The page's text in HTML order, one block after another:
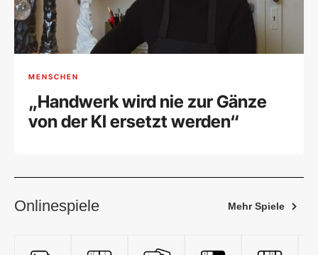
MENSCHEN
„Handwerk wird nie zur Gänze
von der KI ersetzt werden“
Onlinespiele Mehr Spiele